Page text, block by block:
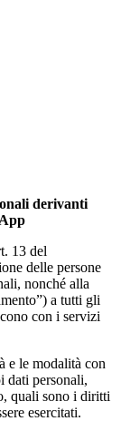
derivanti
13 del
delle persone
nonché alla
a tutti gli
con i servizi
e le modalità con
dati personali,
quali sono i diritti
esercitati.